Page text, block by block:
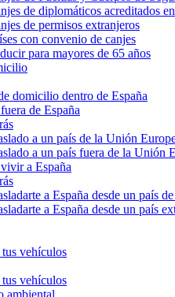
de diplomáticos acreditados
de permisos extranjeros
con convenio de canjes
para mayores de 65 años
domicilio dentro de España
de España
a un país de la Unión
a un país fuera de la Unión
a España
a España desde un país
a España desde un país
vehículos
vehículos